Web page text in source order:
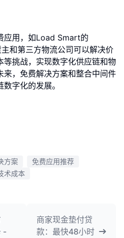
应用，如Load Smart的
和第三方物流公司可以解决价
等挑战，实现数字化供应链和物
来，免费解决方案和整合中间件
字化的发展。
方案
免费应用推荐
术成本
-
商家现金垫付贷
款：最快48小时